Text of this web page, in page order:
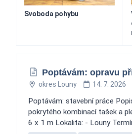
Svoboda pohybu
Poptávám: opravu
okres Louny 14. 7. 2026
Poptávám: stavební práce
pokrytého kombinací tašek a
6 x 1 m Lokalita: - Louny